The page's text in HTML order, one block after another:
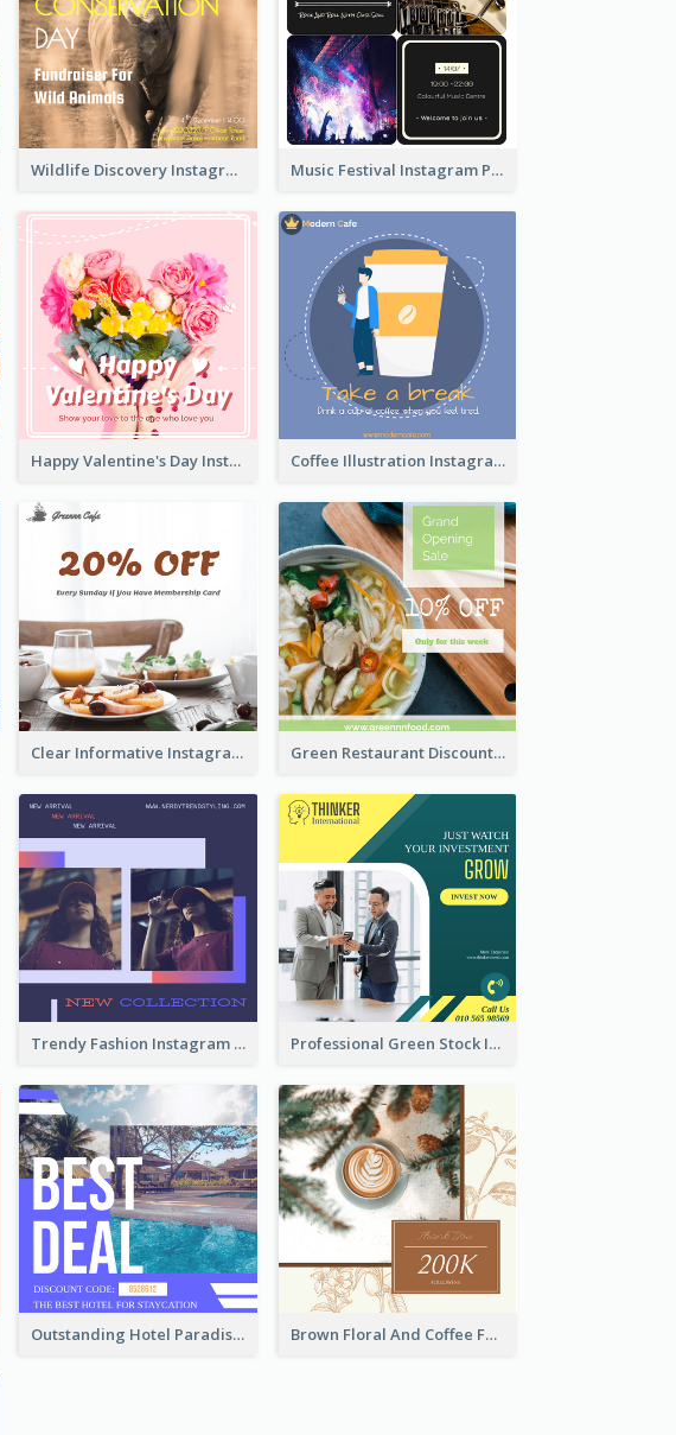
Wildlife Discovery Instagram Poster Design Music Festival Instagram Post In Dark Colour Tone
Happy Valentine's Day Instagram Post With Photo Coffee Illustration Instagram Post
Clear Informative Instagram Post Of Breakfast Discount Green Restaurant Discount Instagram Post
Trendy Fashion Instagram Post Design Template Professional Green Stock Instagram Post Design
Outstanding Hotel Paradise Promotion Instagram Design Brown Floral And Coffee Followers Instagram Post